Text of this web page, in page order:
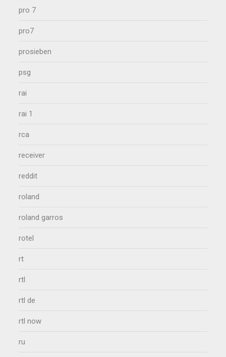
pro 7
pro7
prosieben
psg
rai
rai 1
rca
receiver
reddit
roland
roland garros
rotel
rt
rtl
rtl de
rtl now
ru